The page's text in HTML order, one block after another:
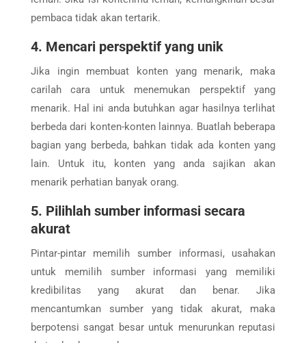
pembaca tidak akan tertarik.
4. Mencari perspektif yang unik
Jika ingin membuat konten yang menarik, maka
carilah cara untuk menemukan perspektif yang
menarik. Hal ini anda butuhkan agar hasilnya terlihat
berbeda dari konten-konten lainnya. Buatlah beberapa
bagian yang berbeda, bahkan tidak ada konten yang
lain. Untuk itu, konten yang anda sajikan akan
menarik perhatian banyak orang.
5. Pilihlah sumber informasi secara
akurat
Pintar-pintar memilih sumber informasi, usahakan
untuk memilih sumber informasi yang memiliki
kredibilitas yang akurat dan benar. Jika
mencantumkan sumber yang tidak akurat, maka
berpotensi sangat besar untuk menurunkan reputasi